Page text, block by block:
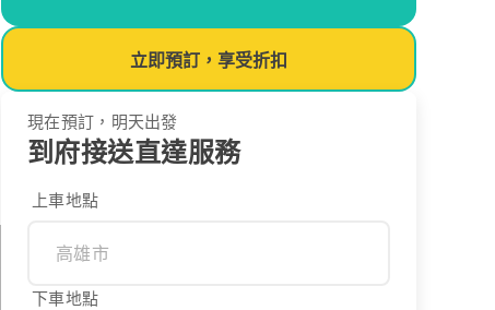
立即預訂，享受折扣
現在預訂，明天出發
到府接送直達服務
上車地點
下車地點